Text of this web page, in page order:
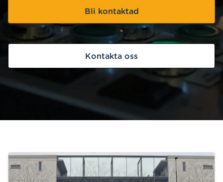
Bli kontaktad
Kontakta oss